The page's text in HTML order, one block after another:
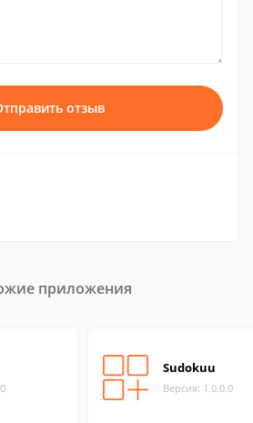
отзыв
приложения
Sudokuu
Версия: 1.0.0.0